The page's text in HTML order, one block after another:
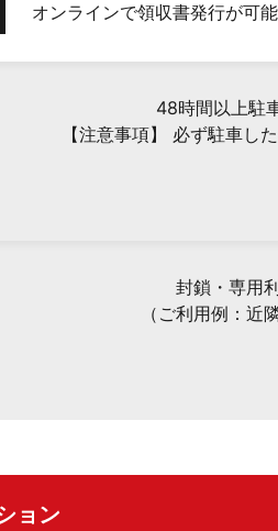
オンラインで領収書発行が可能
48時間以上駐
【注意事項】 必ず駐車し
封鎖・専用
（ご利用例：
ョン